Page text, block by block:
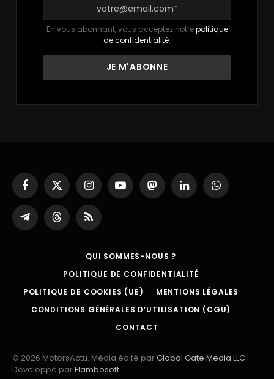
En vous abonnant, vous acceptez notrepolitique
de confidentialité.
Facebook
X
(Twitter)
InstagramYouTubeMastodonLinkedInWhatsApp
Partager
sur
ThreadsRSS
QUI SOMMES-NOUS ?
POLITIQUE DE CONFIDENTIALITÉ
POLITIQUE DE COOKIES (UE)
MENTIONS LÉGALES
CONDITIONS GÉNÉRALES D’UTILISATION (CGU)
CONTACT
© 2026 MotorsActu. Média édité parGlobal Gate Media LLC.
Développé parFlambosoft.